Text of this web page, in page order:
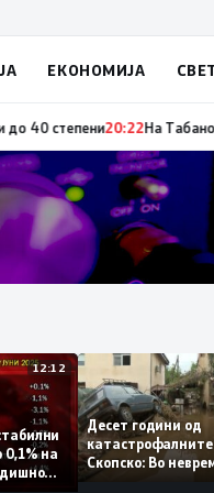
ЕКОНОМИЈА СВЕТ
по повод „30 години
12:12
стабилни
0,1% на
годишно
Десет години
Скопско: Во